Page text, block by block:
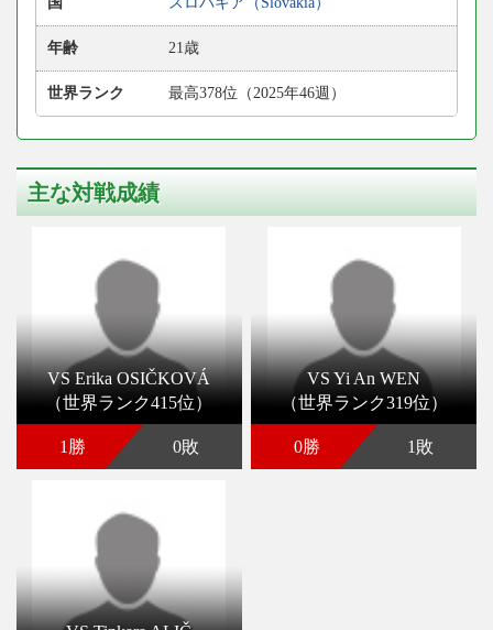
年齢 21歳
世界ランク 最高378位（2025年46週）
主な対戦成績
VS Erika OSIČKOVÁ
（世界ランク415位）
1勝 0敗
VS Yi An WEN
（世界ランク319位）
0勝 1敗